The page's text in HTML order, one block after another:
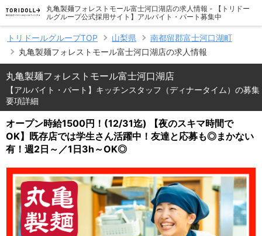
丸亀製麺フォレストモール富士河口湖店の求人情報 - 【トリドー
ルグループ公式採用サイト】アルバイト・パート募集中
トリドールグループTOP 山梨県
南都留郡富士河口湖町
丸亀製麺フォレストモール富士河口湖店の求人情報
丸亀製麺フォレストモール富士河口湖店
【アルバイト・パート】キッチンスタッフ（ディナータイム）の募集
要項詳細
オープン時給1500円！(12/31迄) 【夜のスキマ時間で
OK】既存店では学生さん活躍中！友達と応募も◎まかない
有！週2日～／1日3h～OK◎